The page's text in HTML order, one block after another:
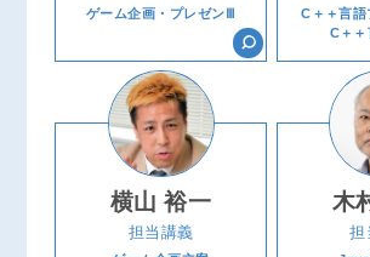
ゲーム企画・プレゼンⅢ
C＋＋言
C＋
横山 裕一
担当講義
木
担